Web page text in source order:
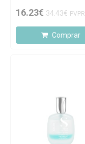
16.23€ 34.43€ PVPR
Comprar